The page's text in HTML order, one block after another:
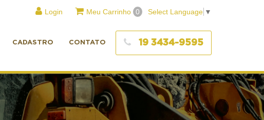
Login Meu Carrinho 0 Select Language ▼
CADASTRO CONTATO 19 3434-9595